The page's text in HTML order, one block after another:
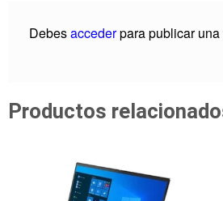
Debesaccederpara publicar una
Productos